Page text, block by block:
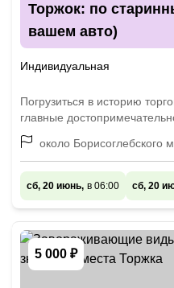
Торжок: по
вашем авто)
Индивидуальная
Погрузиться в историю
главные
около Борисоглебского
сб, 20 июнь, в 06:00 сб, 20
5 000 ₽